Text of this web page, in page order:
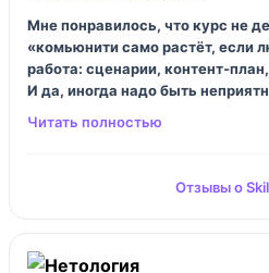
Мне понравилось, что курс не
«комьюнити само растёт, если
работа: сценарии,
И да, иногда надо быть
резать токсик. Я как раз этого
Отзывы о